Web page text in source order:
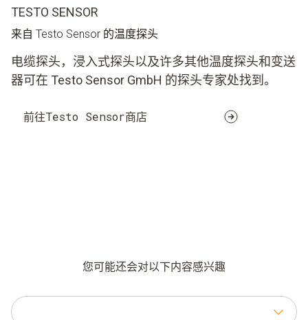
TESTO SENSOR
来自 Testo Sensor 的温度探头
电缆探头，浸入式探头以及许多其他温度探头和变送
器可在 Testo Sensor GmbH 的探头专家处找到。
前往Testo Sensor商店
您可能还会对以下内容感兴趣